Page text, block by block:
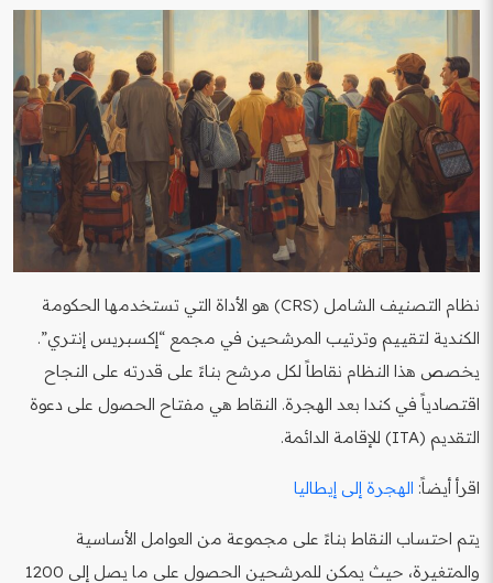
نظام التصنيف الشامل (CRS) هو الأداة التي تستخدمها الحكومة
الكندية لتقييم وترتيب المرشحين في مجمع “إكسبريس إنتري”.
يخصص هذا النظام نقاطاً لكل مرشح بناءً على قدرته على النجاح
اقتصادياً في كندا بعد الهجرة. النقاط هي مفتاح الحصول على دعوة
التقديم (ITA) للإقامة الدائمة.
اقرأ أيضاً: الهجرة إلى إيطاليا
يتم احتساب النقاط بناءً على مجموعة من العوامل الأساسية
والمتغيرة، حيث يمكن للمرشحين الحصول على ما يصل إلى 1200